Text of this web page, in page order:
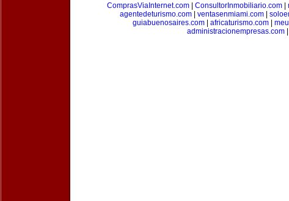
ComprasViaInternet.com
ConsultorInmobiliario.com
agentedeturismo.com| ventasenmiami.com|
guiabuenosaires.com
africaturismo.com
administracionempresas.com